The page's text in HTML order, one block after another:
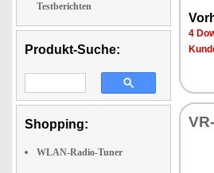
Testberichten
Produkt-Suche:
Shopping:
WLAN-Radio-Tuner
4